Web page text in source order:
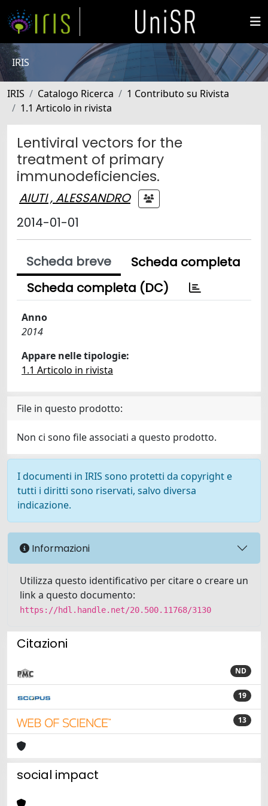
IRIS
IRIS Catalogo Ricerca
1 Contributo su Rivista
1.1 Articolo in rivista
Lentiviral vectors for the
treatment of primary
immunodeficiencies.
AIUTI , ALESSANDRO
2014-01-01
Scheda breve
Scheda completa
Scheda completa (DC)
Anno
2014
Appare nelle tipologie:
1.1 Articolo in rivista
File in questo prodotto:
Non ci sono file associati a questo prodotto.
I documenti in IRIS sono protetti da copyright e
tutti i diritti sono riservati, salvo diversa
indicazione.
Informazioni
Utilizza questo identificativo per citare o creare un
link a questo documento:
https://hdl.handle.net/20.500.11768/3130
Citazioni
ND
19
13
social impact